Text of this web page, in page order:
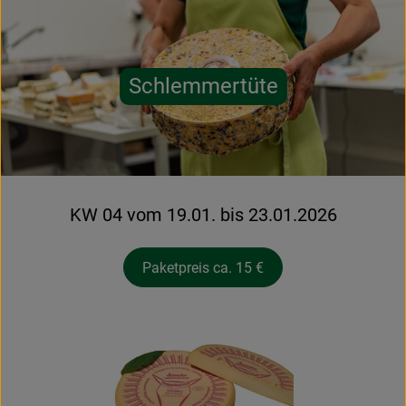
Schlemmertüte
KW 04 vom 19.01. bis 23.01.2026
Paketpreis ca. 15 €